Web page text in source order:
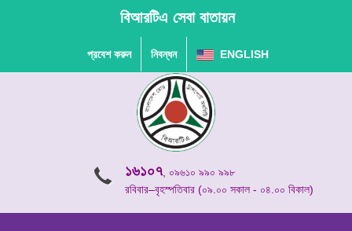
বিআরটিএ সেবা বাতায়ন
প্রবেশ করুন নিবন্ধন ENGLISH
১৬১০৭, ০৯৬১০ ৯৯০ ৯৯৮
রবিবার–বৃহস্পতিবার (০৯.০০ সকাল - ০৪.০০ বিকাল)